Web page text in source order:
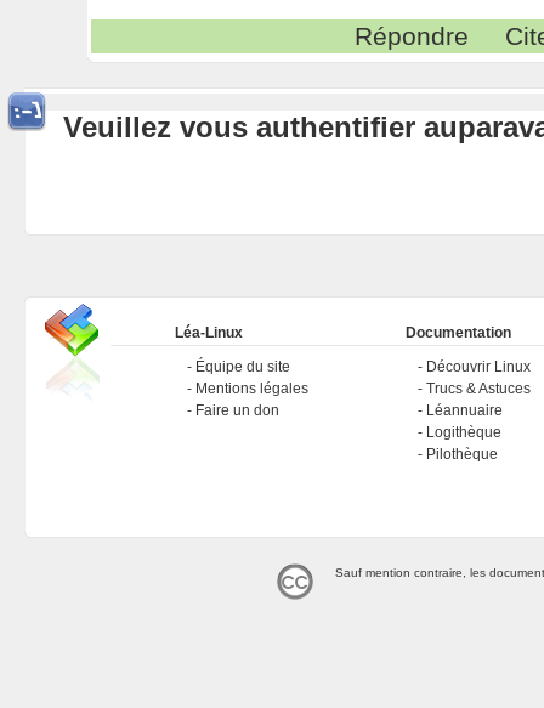
Répondre
Veuillez vous authentifier
Léa-Linux
Équipe du site
Mentions légales
Faire un don
Documentation
Découvrir Linux
Trucs & Astuces
Léannuaire
Logithèque
Pilothèque
Sauf mention contraire, les